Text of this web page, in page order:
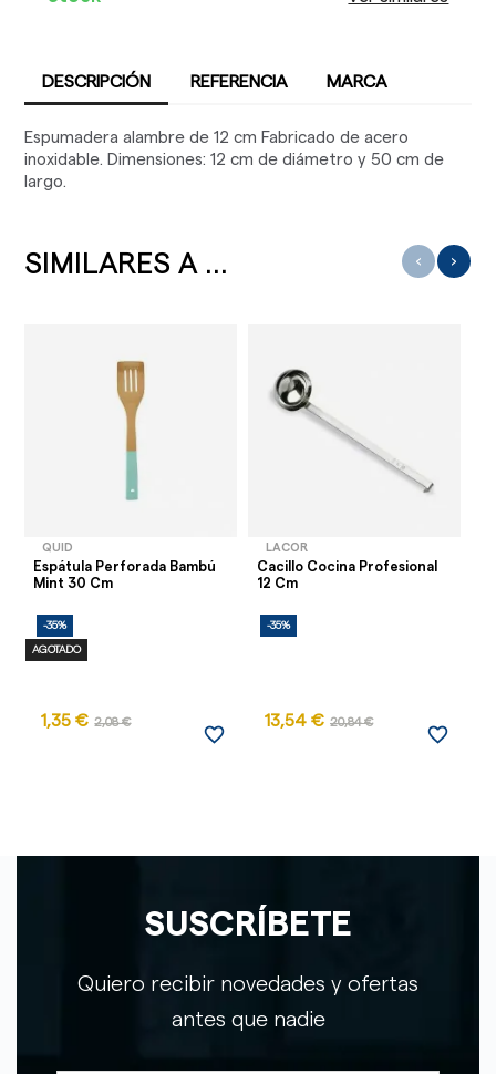
DESCRIPCIÓN REFERENCIA MARCA
Espumadera alambre de 12 cm Fabricado de acero
inoxidable. Dimensiones: 12 cm de diámetro y 50 cm de
largo.
SIMILARES A ...
QUID
Espátula Perforada Bambú
Mint 30 Cm
-35%
AGOTADO
1,35 € 2,08 €
favorite_border
LACOR
Cacillo Cocina Profesional
12 Cm
-35%
13,54 € 20,84 €
favorite_border
‹ ›
SUSCRÍBETE
Quiero recibir novedades y ofertas
antes que nadie